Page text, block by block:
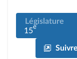
Législature
15e